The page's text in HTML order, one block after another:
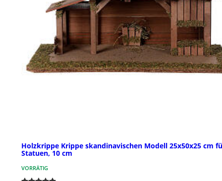
Holzkrippe Krippe skandinavischen Modell 25x50x25 cm
Statuen, 10 cm
VORRÄTIG